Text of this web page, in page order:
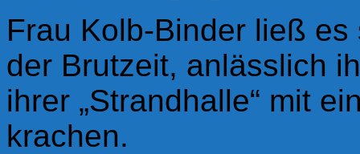
Frau Kolb-Binder ließ
der Brutzeit, anlässlich
ihrer „Strandhalle“ mit
krachen.